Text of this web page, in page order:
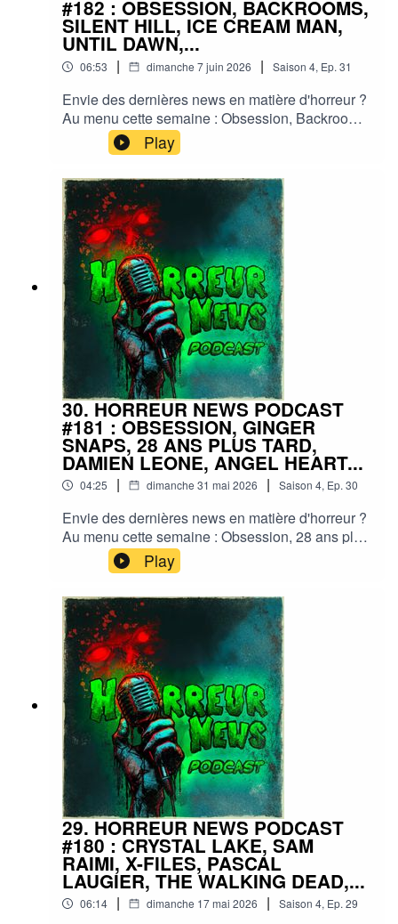
#182 : OBSESSION, BACKROOMS,
SILENT HILL, ICE CREAM MAN,
UNTIL DAWN,...
06:53 | dimanche 7 juin 2026 | Saison 4, Ep. 31
Envie des dernières news en matière d'horreur ?
Au menu cette semaine : Obsession, Backrooms,
Silent Hill, Ice cream man, Fall 2, Evil dead, Until
dawn... et plein d'autres actus !Sorties ciné,
séries, tv, streaming, vod, livres, jeux,
podcasts...Instagram :
horreurnewspodcastFacebook : Horreur
NewsYouTube : Horreur news podcastMe
soutenir via Tipeee : https://fr.tipeee.com/horreur-
news-podcast/Bonne écoute ;)#horreur #info
#fantastique #film #serie #jeuvideo #podcast
#streaming #horreurfrance #film #horreur
#PodcastAddict #PodcastHorreur
#CultureHorreur #HorreurFrancophone
#CinemaHorreur
Play
30. HORREUR NEWS PODCAST
#181 : OBSESSION, GINGER
SNAPS, 28 ANS PLUS TARD,
DAMIEN LEONE, ANGEL HEART...
04:25 | dimanche 31 mai 2026 | Saison 4, Ep. 30
Envie des dernières news en matière d'horreur ?
Au menu cette semaine : Obsession, 28 ans plus
tard, Ginger snaps, Damien Leone, Angel
heart,... et plein d'autres actus !Sorties ciné,
séries, tv, streaming, vod, livres, jeux,
podcasts...Instagram :
horreurnewspodcastFacebook : Horreur
NewsYouTube : Horreur news podcastMe
soutenir via Tipeee : https://fr.tipeee.com/horreur-
news-podcast/Bonne écoute ;)#horreur #info
#fantastique #film #serie #jeuvideo #podcast
#streaming #horreurfrance #film #horreur
#PodcastAddict #PodcastHorreur
#CultureHorreur #HorreurFrancophone
#CinemaHorreur
Play
29. HORREUR NEWS PODCAST
#180 : CRYSTAL LAKE, SAM
RAIMI, X-FILES, PASCAL
LAUGIER, THE WALKING DEAD,...
06:14 | dimanche 17 mai 2026 | Saison 4, Ep. 29